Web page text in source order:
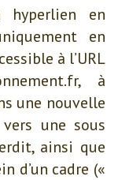
en
en
à l’URL
à
une nouvelle
une sous
ainsi que
d’un cadre («